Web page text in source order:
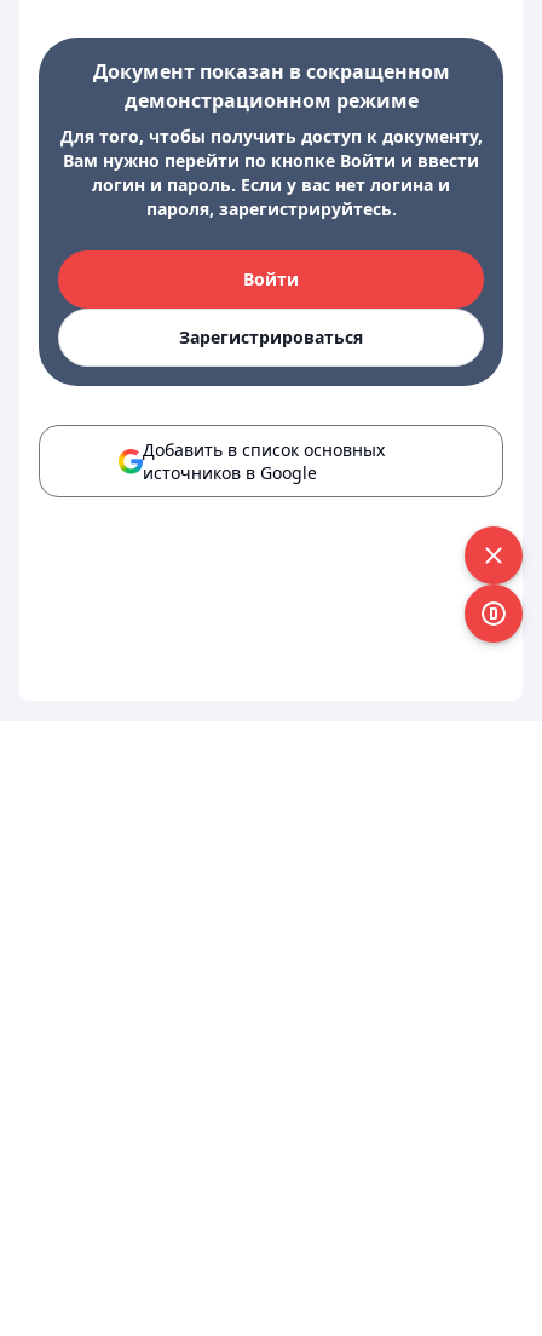
Документ показан в сокращенном
демонстрационном режиме
Для того, чтобы получить доступ к документу,
Вам нужно перейти по кнопке Войти и ввести
логин и пароль. Если у вас нет логина и
пароля, зарегистрируйтесь.
Войти
Зарегистрироваться
Добавить в список основных
источников в Google